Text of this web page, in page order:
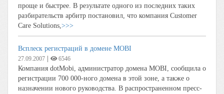
проще и быстрее. В результате одного из последних таких
разбирательств арбитр постановил, что компания Customer
Care Solutions,>>>
Всплеск регистраций в домене MOBI
27.09.2007 6546
Компания dotMobi, администратор домена MOBI, сообщила о
регистрации 700 000-ного домена в этой зоне, а также о
назначении нового руководства. В распространенном пресс-